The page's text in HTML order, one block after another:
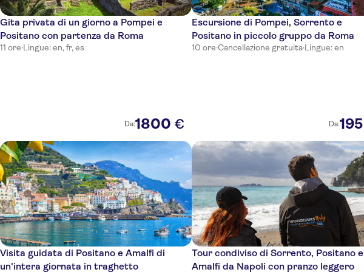
Hotel Punta Quattroventi
Parco Archeologico di Ercolano
Hotel Marad
Miglio D'Oro Park Hotel
Pizzeria Vincenzo Capuano, P.zza Vittoria, 8, 80121 Napoli NA
Gita privata di un giorno a Pompei e
Positano con partenza da Roma
11 ore·Lingue: en, fr, es
Da:1800 €
Escursione di Pompei, Sorrento e
Positano in piccolo gruppo da Roma
10 ore·Cancellazione gratuita·Lingue: en
Da:195
Visita guidata di Positano e Amalfi di
un'intera giornata in traghetto
Tour condiviso di Sorrento, Positano e
Amalfi da Napoli con pranzo leggero